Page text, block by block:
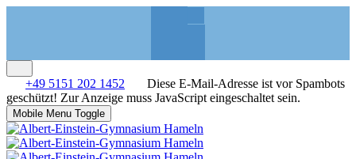
+49 5151 202 1452
Diese E-Mail-Adresse ist vor Spambots
geschützt! Zur Anzeige muss JavaScript eingeschaltet sein.
Mobile Menu Toggle